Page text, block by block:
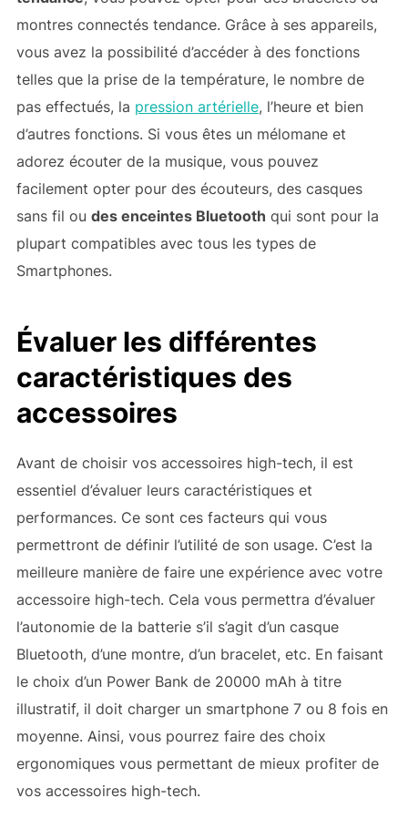
montres connectés tendance. Grâce à ses appareils,
vous avez la possibilité d’accéder à des fonctions
telles que la prise de la température, le nombre de
pas effectués, la pression artérielle, l’heure et bien
d’autres fonctions. Si vous êtes un mélomane et
adorez écouter de la musique, vous pouvez
facilement opter pour des écouteurs, des casques
sans fil ou des enceintes Bluetooth qui sont pour la
plupart compatibles avec tous les types de
Smartphones.
Évaluer les différentes
caractéristiques des
accessoires
Avant de choisir vos accessoires high-tech, il est
essentiel d’évaluer leurs caractéristiques et
performances. Ce sont ces facteurs qui vous
permettront de définir l’utilité de son usage. C’est la
meilleure manière de faire une expérience avec votre
accessoire high-tech. Cela vous permettra d’évaluer
l’autonomie de la batterie s’il s’agit d’un casque
Bluetooth, d’une montre, d’un bracelet, etc. En faisant
le choix d’un Power Bank de 20000 mAh à titre
illustratif, il doit charger un smartphone 7 ou 8 fois en
moyenne. Ainsi, vous pourrez faire des choix
ergonomiques vous permettant de mieux profiter de
vos accessoires high-tech.